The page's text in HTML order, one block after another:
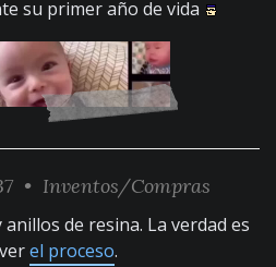
su primer año de vida
• Inventos/Compras
anillos de resina. La verdad es
el proceso.